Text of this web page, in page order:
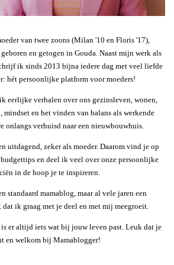
van twee zoons (Milan '10 en Floris '17),
en getogen in Gouda. Naast mijn werk als
ik sinds 2013 bijna iedere dag met veel liefde
hét persoonlijke platform voor moeders!
eerlijke verhalen over ons gezinsleven, wonen,
en het vinden van balans als werkende
onlangs verhuisd naar een nieuwbouwhuis.
uitdagend, zeker als moeder. Daarom vind je op
en deel ik veel over onze persoonlijke
in de hoop je te inspireren.
standaard mamablog, maar al vele jaren een
ik graag met je deel en met mij meegroeit.
er altijd iets wat bij jouw leven past. Leuk dat je
en welkom bij Mamablogger!